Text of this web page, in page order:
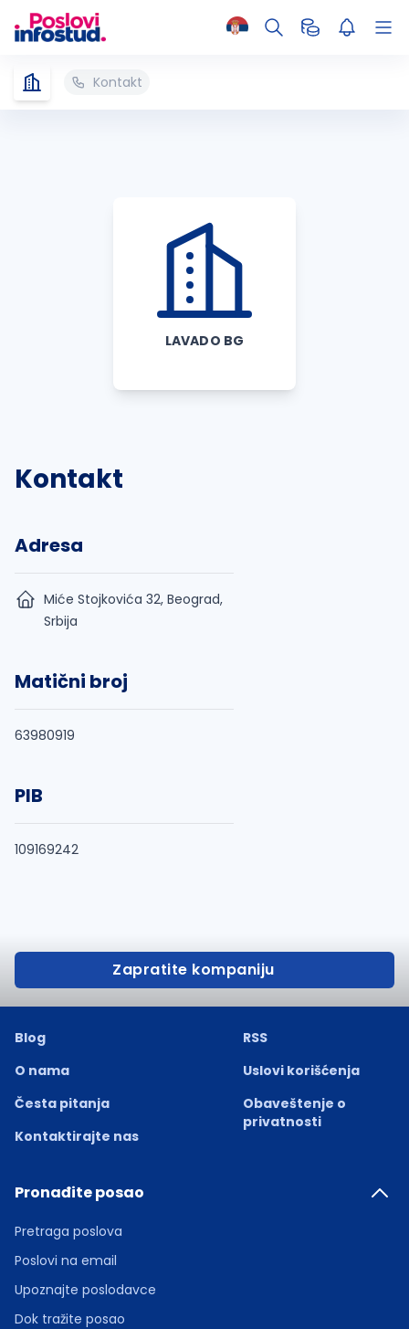
Kontakt
LAVADO BG
Kontakt
Adresa
Miće Stojkovića 32, Beograd,
Srbija
Matični broj
63980919
PIB
109169242
Zapratite kompaniju
Blog
O nama
Česta pitanja
Kontaktirajte nas
RSS
Uslovi korišćenja
Obaveštenje o
privatnosti
Pronađite posao
Pretraga poslova
Poslovi na email
Upoznajte poslodavce
Dok tražite posao